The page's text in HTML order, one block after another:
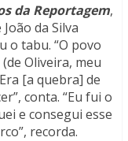
da Reportagem,
da Silva
o tabu. “O povo
Oliveira, meu
[a quebra] de
conta. “Eu fui o
e consegui esse
recorda.